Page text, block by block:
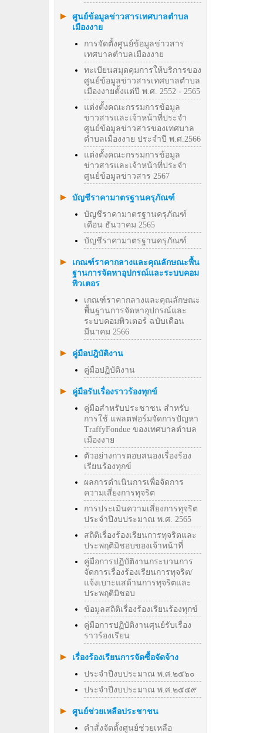
ศูนย์ข้อมูลข่าวสารเทศบาลตำบล
เมืองงาย
การจัดตั้งศูนย์ข้อมูลข่าวสาร
เทศบาลตำบลเมืองงาย
ทะเบียนสมุดคุมการให้บริการของ
ศูนย์ข้อมูลข่าวสารเทศบาลตำบล
เมืองงายตั้งแต่ปี พ.ศ. 2552 - 2565
แต่งตั้งคณะกรรมการข้อมูล
ข่าวสารและเจ้าหน้าที่ประจำ
ศูนย์ข้อมูลข่าวสารของเทศบาล
ตำบลเมืองงาย ประจำปี พ.ศ.2566
แต่งตั้งคณะกรรมการข้อมูล
ข่าวสารและเจ้าหน้าที่ประจำ
ศูนย์ข้อมูลข่าวสาร 2567
บัญชีราคามาตรฐานครุภัณฑ์
บัญชีราคามาตรฐานครุภัณฑ์
เดือน ธันวาคม 2565
บัญชีราคามาตรฐานครุภัณฑ์
เกณฑ์ราคากลางและคุณลักษณะพื้น
ฐานการจัดหาอุปกรณ์และระบบคอม
พิวเตอร
เกณฑ์ราคากลางและคุณลักษณะ
พื้นฐานการจัดหาอุปกรณ์และ
ระบบคอมพิวเตอร์ ฉบับเดือน
มีนาคม 2566
คู่มือปฎิบัติงาน
คู่มือปฏิบัติงาน
คู่มือรับเรื่องราวร้องทุกข์
คู่มือสำหรับประชาชน สำหรับ
การใช้ แพลตฟอร์มจัดการปัญหา
TraffyFondue ของเทศบาลตำบล
เมืองงาย
ตัวอย่างการตอบสนองเรื่องร้อง
เรียนร้องทุกข์
ผลการดำเนินการเพื่อจัดการ
ความเสี่ยงการทุจริต
การประเมินความเสี่ยงการทุจริต
ประจำปีงบประมาณ พ.ศ. 2565
สถิติเรื่องร้องเรียนการทุจริตและ
ประพฤติมิชอบของเจ้าหน้าที่
คู่มือการปฏิบัติงานกระบวนการ
จัดการเรื่องร้องเรียนการทุจริต/
แจ้งเบาะแสด้านการทุจริตและ
ประพฤติมิชอบ
ข้อมูลสถิติเรื่องร้องเรียนร้องทุกข์
คู่มือการปฏิบัติงานศุนย์รับเรื่อง
ราวร้องเรียน
เรื่องร้องเรียนการจัดซื้อจัดจ้าง
ประจำปีงบประมาณ พ.ศ.๒๕๖๐
ประจำปีงบประมาณ พ.ศ.๒๕๕๙
ศูนย์ช่วยเหลือประชาชน
คำสั่งจัดตั้งศูนย์ช่วยเหลือ